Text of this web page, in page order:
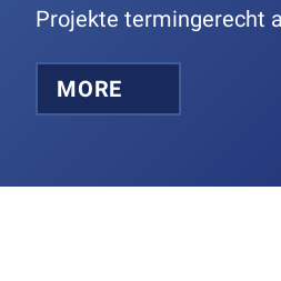
Projekte termingerecht
MORE